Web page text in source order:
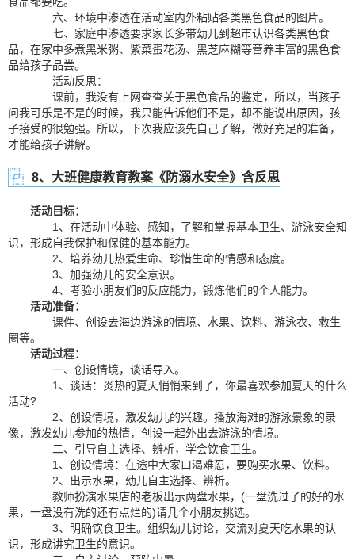
六、环境中渗透在活动室内外粘贴各类黑色食品的图片。
七、家庭中渗透要求家长多带幼儿到超市认识各类黑色食
品，在家中多煮黑米粥、紫菜蛋花汤、黑芝麻糊等营养丰富的黑色食
品给孩子品尝。
活动反思：
课前，我没有上网查查关于黑色食品的鉴定，所以，当孩子
问我可乐是不是的时候，我只能告诉他们不是，却不能说出原因，孩
子接受的很勉强。所以，下次我应该先自己了解，做好充足的准备，
才能给孩子讲解。
8、大班健康教育教案《防溺水安全》含反思
活动目标：
1、在活动中体验、感知，了解和掌握基本卫生、游泳安全知
识，形成自我保护和保健的基本能力。
2、培养幼儿热爱生命、珍惜生命的情感和态度。
3、加强幼儿的安全意识。
4、考验小朋友们的反应能力，锻炼他们的个人能力。
活动准备：
课件、创设去海边游泳的情境、水果、饮料、游泳衣、救生
圈等。
活动过程：
一、创设情境，谈话导入。
1、谈话：炎热的夏天悄悄来到了，你最喜欢参加夏天的什么
活动?
2、创设情境，激发幼儿的兴趣。播放海滩的游泳景象的录
像，激发幼儿参加的热情，创设一起外出去游泳的情境。
二、引导自主选择、辨析，学会饮食卫生。
1、创设情境：在途中大家口渴难忍，要购买水果、饮料。
2、出示水果，幼儿自主选择、辨析。
教师扮演水果店的老板出示两盘水果，(一盘洗过了的好的水
果，一盘没有洗的还有点烂的)请几个小朋友挑选。
3、明确饮食卫生。组织幼儿讨论，交流对夏天吃水果的认
识，形成讲究卫生的意识。